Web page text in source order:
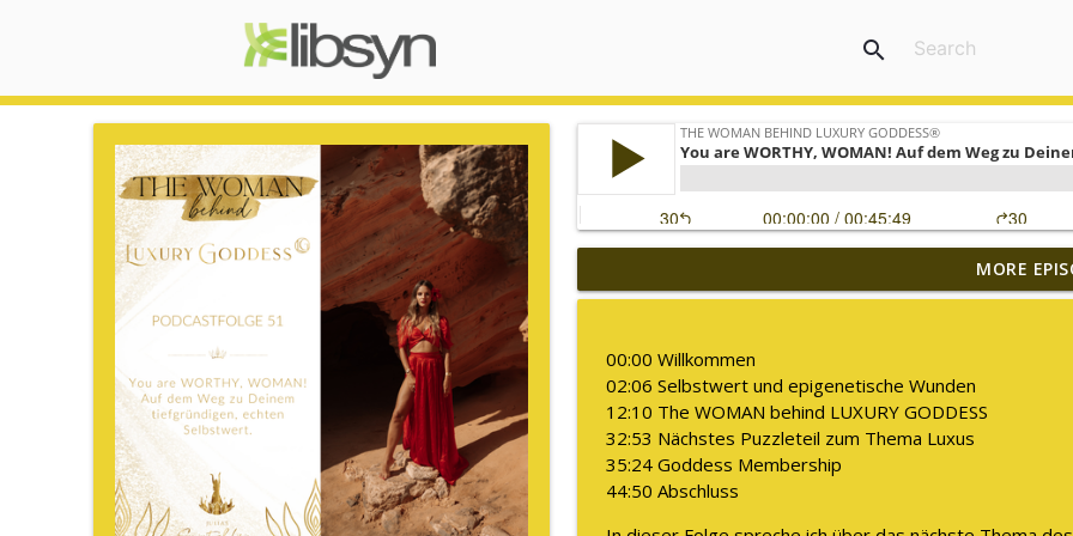
search
The WOMAN behind LUXURY GODDESS®
Was es bedeutet "Deine Kapazität zu erweitern"
The WOMAN behind LUXURY GODDESS®
Embodiment ist für mich kein Trend!
The WOMAN behind LUXURY GODDESS®
MORE
00:00 Willkommen
02:06 Selbstwert und epigenetische Wunden
12:10 The WOMAN behind LUXURY GODDESS
32:53 Nächstes Puzzleteil zum Thema Luxus
35:24 Goddess Membership
44:50 Abschluss